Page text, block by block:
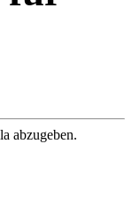
abzugeben.